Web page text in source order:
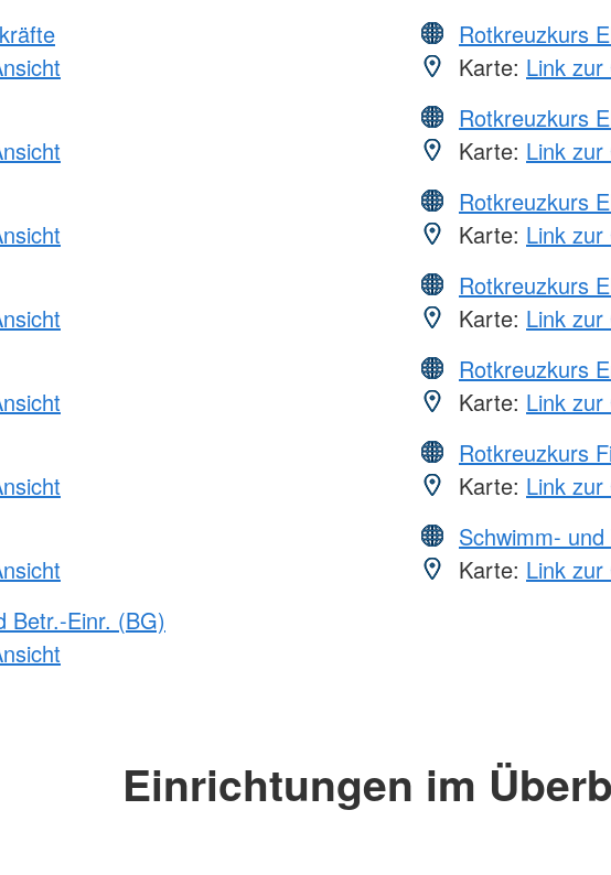
Betr.-Einr. (BG)
Rotkreuzkurs
Karte: Link
Rotkreuzkurs
Karte: Link
Rotkreuzkurs
Karte: Link
Rotkreuzkurs
Karte: Link
Rotkreuzkurs
Karte: Link
Rotkreuzkurs
Karte: Link
Schwimm-
Karte: Link
Einrichtungen im